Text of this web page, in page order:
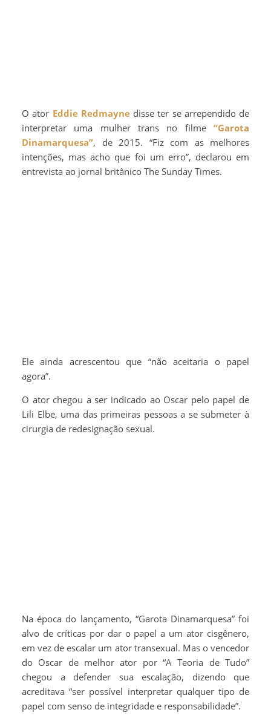
O ator Eddie Redmaynedisse ter se arrependido de
interpretar uma mulher trans no filme “Garota
Dinamarquesa”, de 2015. “Fiz com as melhores
intenções, mas acho que foi um erro”, declarou em
entrevista ao jornal britânico The Sunday Times.
Ele ainda acrescentou que “não aceitaria o papel
agora”.
O ator chegou a ser indicado ao Oscar pelo papel de
Lili Elbe, uma das primeiras pessoas a se submeter à
cirurgia de redesignação sexual.
Na época do lançamento, “Garota Dinamarquesa” foi
alvo de críticas por dar o papel a um ator cisgênero,
em vez de escalar um ator transexual. Mas o vencedor
do Oscar de melhor ator por “A Teoria de Tudo”
chegou a defender sua escalação, dizendo que
acreditava “ser possível interpretar qualquer tipo de
papel com senso de integridade e responsabilidade”.